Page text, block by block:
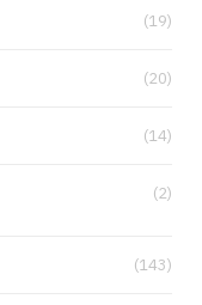
(19)
(20)
(14)
(2)
(143)